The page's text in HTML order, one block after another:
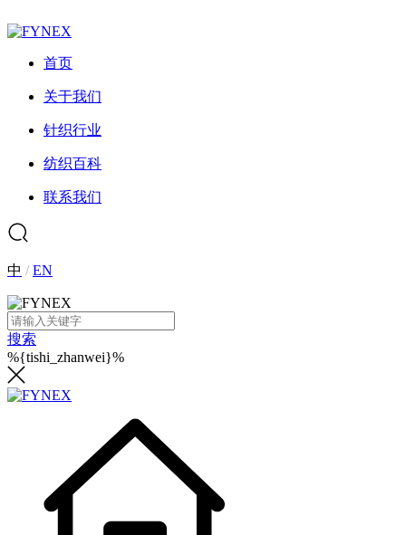
首页
关于我们
针织行业
纺织百科
联系我们
中 /EN
搜索
%{tishi_zhanwei}%